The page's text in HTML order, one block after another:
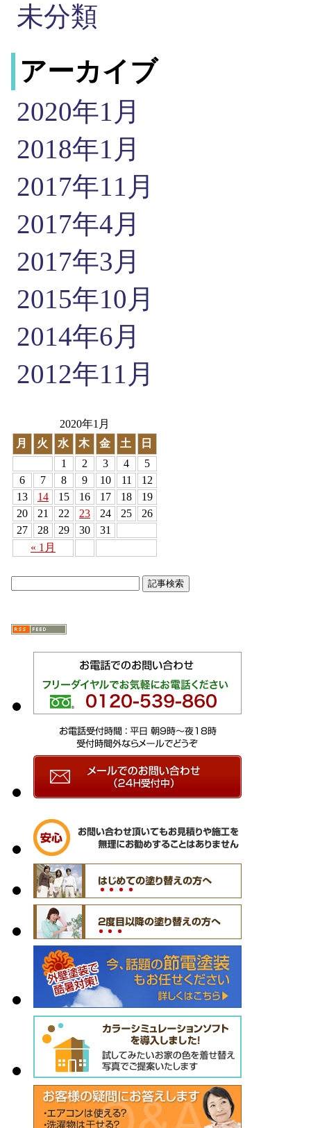
未分類
アーカイブ
2020年1月
2018年1月
2017年11月
2017年4月
2017年3月
2015年10月
2014年6月
2012年11月
2020年1月
月
火 水 木 金 土 日
« 1月
1 2 3 4
5
6
7 8 9 10 11
12
13
14 15 16 17 18
19
20
21 22 23 24 25
26
27
28 29 30 31